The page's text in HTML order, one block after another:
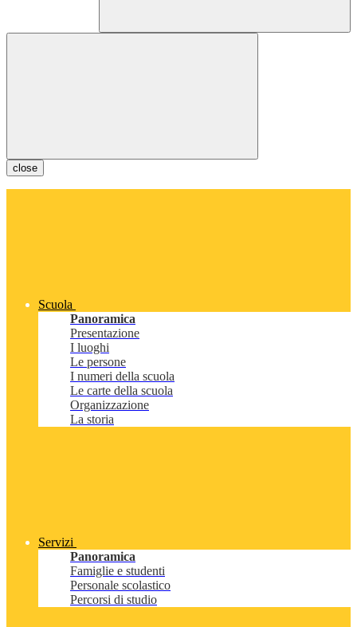
close
Scuola
Panoramica
Presentazione
I luoghi
Le persone
I numeri della scuola
Le carte della scuola
Organizzazione
La storia
Servizi
Panoramica
Famiglie e studenti
Personale scolastico
Percorsi di studio